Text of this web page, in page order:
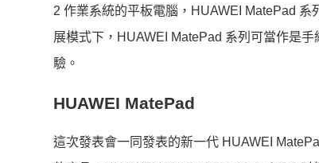
2 作業系統的平板電腦，HUAWEI MatePad
展模式下，HUAWEI MatePad 系列可當作是
驗。
HUAWEI MatePad
這次發表會一同發表的新一代 HUAWEI